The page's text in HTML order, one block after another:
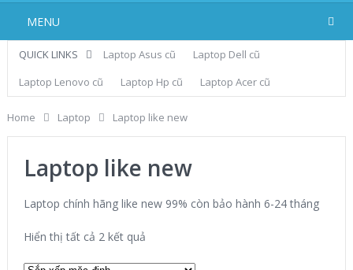
MENU
QUICK LINKS Laptop Asus cũ
Laptop Dell cũ
Laptop Lenovo cũ
Laptop Hp cũ Laptop Acer cũ
Home Laptop Laptop like new
Laptop like new
Laptop chính hãng like new 99% còn bảo hành 6-24 tháng
Hiển thị tất cả 2 kết quả